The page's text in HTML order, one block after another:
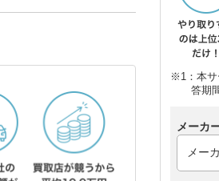
※1：本サ
答期
メーカ